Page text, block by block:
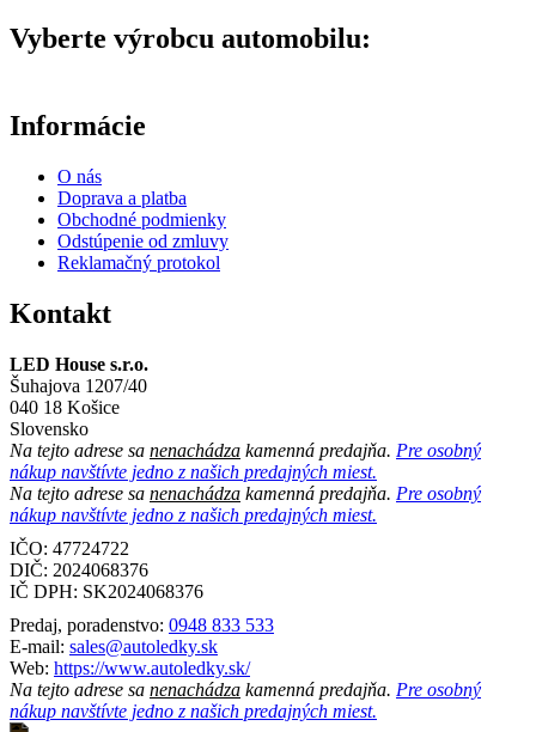
Vyberte výrobcu automobilu:
Informácie
O nás
Doprava a platba
Obchodné podmienky
Odstúpenie od zmluvy
Reklamačný protokol
Kontakt
LED House s.r.o.
Šuhajova 1207/40
040 18 Košice
Slovensko
Na tejto adrese sa nenachádza kamenná predajňa. Pre osobný
nákup navštívte jedno z našich predajných miest.
Na tejto adrese sa nenachádza kamenná predajňa. Pre osobný
nákup navštívte jedno z našich predajných miest.
IČO: 47724722
DIČ: 2024068376
IČ DPH: SK2024068376
Predaj, poradenstvo: 0948 833 533
E-mail: sales@autoledky.sk
Web: https://www.autoledky.sk/
Na tejto adrese sa nenachádza kamenná predajňa. Pre osobný
nákup navštívte jedno z našich predajných miest.